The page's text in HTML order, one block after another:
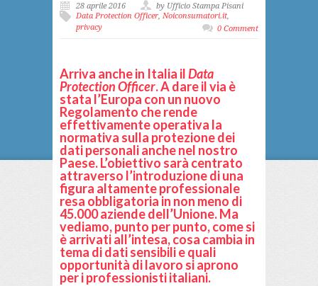
28 aprile 2016
by Ufficio Stampa Pisani
Data Protection Officer, Noiconsumatori.it,
privacy
0 Comment
Arriva anche in Italia ilData
Protection Officer. A dare il via è
stata l’Europa con un nuovo
Regolamento che rende
effettivamente operativa la
normativa sulla protezione dei
dati personali anche nel nostro
Paese. L’obiettivo sarà centrato
attraverso l’introduzione di una
figura altamente professionale
resa obbligatoria in non meno di
45.000 aziende dell’Unione. Ma
vediamo, punto per punto, come si
è arrivati all’intesa, cosa cambia in
tema di dati sensibili e quali
opportunità di lavoro si aprono
per i professionisti italiani.